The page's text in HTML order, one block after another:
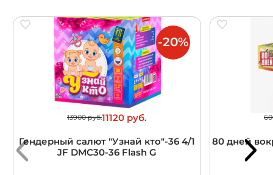
13900 руб.11120 руб.
Гендерный салют "Узнай кто"-36 4/1
JF DMC30-36 Flash G
-20%
80 дней